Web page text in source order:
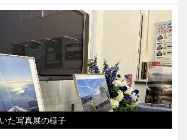
た写真展の様子